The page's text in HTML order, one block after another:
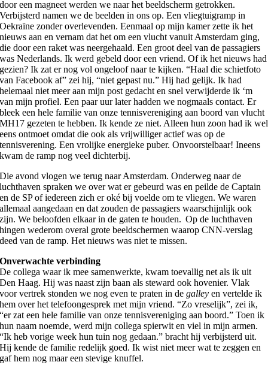
door een magneet werden we naar het beeldscherm getrokken.
Verbijsterd namen we de beelden in ons op. Een vliegtuigramp in
Oekraïne zonder overlevenden. Eenmaal op mijn kamer zette ik het
nieuws aan en vernam dat het om een vlucht vanuit Amsterdam ging,
die door een raket was neergehaald. Een groot deel van de passagiers
was Nederlands. Ik werd gebeld door een vriend. Of ik het nieuws had
gezien? Ik zat er nog vol ongeloof naar te kijken. “Haal die schietfoto
van Facebook af” zei hij, “niet gepast nu.” Hij had gelijk. Ik had
helemaal niet meer aan mijn post gedacht en snel verwijderde ik ‘m
van mijn profiel. Een paar uur later hadden we nogmaals contact. Er
bleek een hele familie van onze tennisvereniging aan boord van vlucht
MH17 gezeten te hebben. Ik kende ze niet. Alleen hun zoon had ik wel
eens ontmoet omdat die ook als vrijwilliger actief was op de
tennisverening. Een vrolijke energieke puber. Onvoorstelbaar! Ineens
kwam de ramp nog veel dichterbij.
Die avond vlogen we terug naar Amsterdam. Onderweg naar de
luchthaven spraken we over wat er gebeurd was en peilde de Captain
en de SP of iedereen zich er oké bij voelde om te vliegen. We waren
allemaal aangedaan en dat zouden de passagiers waarschijnlijk ook
zijn. We beloofden elkaar in de gaten te houden.Op de luchthaven
hingen wederom overal grote beeldschermen waarop CNN-verslag
deed van de ramp. Het nieuws was niet te missen.
Onverwachte verbinding
De collega waar ik mee samenwerkte, kwam toevallig net als ik uit
Den Haag. Hij was naast zijn baan als steward ook hovenier. Vlak
voor vertrek stonden we nog even te praten in degalley en vertelde ik
hem over het telefoongesprek met mijn vriend. “Zo vreselijk”, zei ik,
“er zat een hele familie van onze tennisvereniging aan boord.” Toen ik
hun naam noemde, werd mijn collega spierwit en viel in mijn armen.
“Ik heb vorige week hun tuin nog gedaan.” bracht hij verbijsterd uit.
Hij kende de familie redelijk goed. Ik wist niet meer wat te zeggen en
gaf hem nog maar een stevige knuffel.